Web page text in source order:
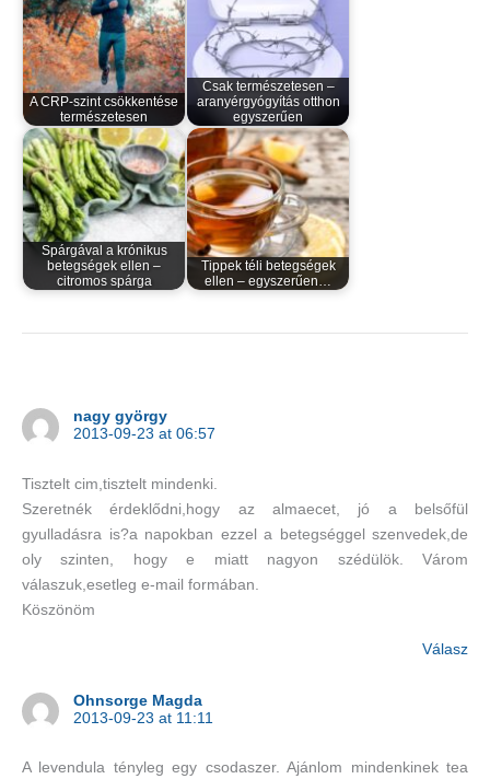
A CRP-szint csökkentése
természetesen
Csak természetesen –
aranyérgyógyítás otthon
egyszerűen
Spárgával a krónikus
betegségek ellen –
citromos spárga
Tippek téli betegségek
ellen – egyszerűen…
nagy györgy
2013-09-23 at 06:57
Tisztelt cim,tisztelt mindenki.
Szeretnék érdeklődni,hogy az almaecet, jó a belsőfül
gyulladásra is?a napokban ezzel a betegséggel szenvedek,de
oly szinten, hogy e miatt nagyon szédülök. Várom
válaszuk,esetleg e-mail formában.
Köszönöm
Válasz
Ohnsorge Magda
2013-09-23 at 11:11
A levendula tényleg egy csodaszer. Ajánlom mindenkinek tea